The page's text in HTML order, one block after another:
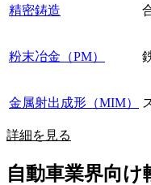
精密鋳造
粉末冶金（PM）
金属射出成形（MIM）
詳細を見る
自動車業界向